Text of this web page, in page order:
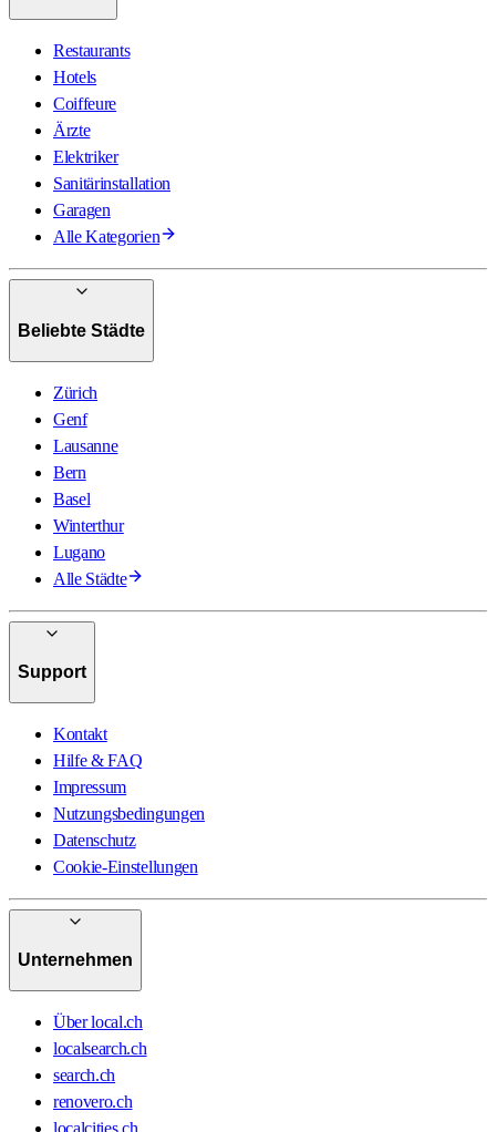
Restaurants
Hotels
Coiffeure
Ärzte
Elektriker
Sanitärinstallation
Garagen
Alle Kategorien
Beliebte Städte
Zürich
Genf
Lausanne
Bern
Basel
Winterthur
Lugano
Alle Städte
Support
Kontakt
Hilfe & FAQ
Impressum
Nutzungsbedingungen
Datenschutz
Cookie-Einstellungen
Unternehmen
Über local.ch
localsearch.ch
search.ch
renovero.ch
localcities.ch